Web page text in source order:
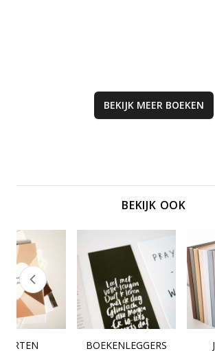
woorden te
BEKIJK MEER BOEKEN
BEKIJK OOK
BOEKENLEGGERS